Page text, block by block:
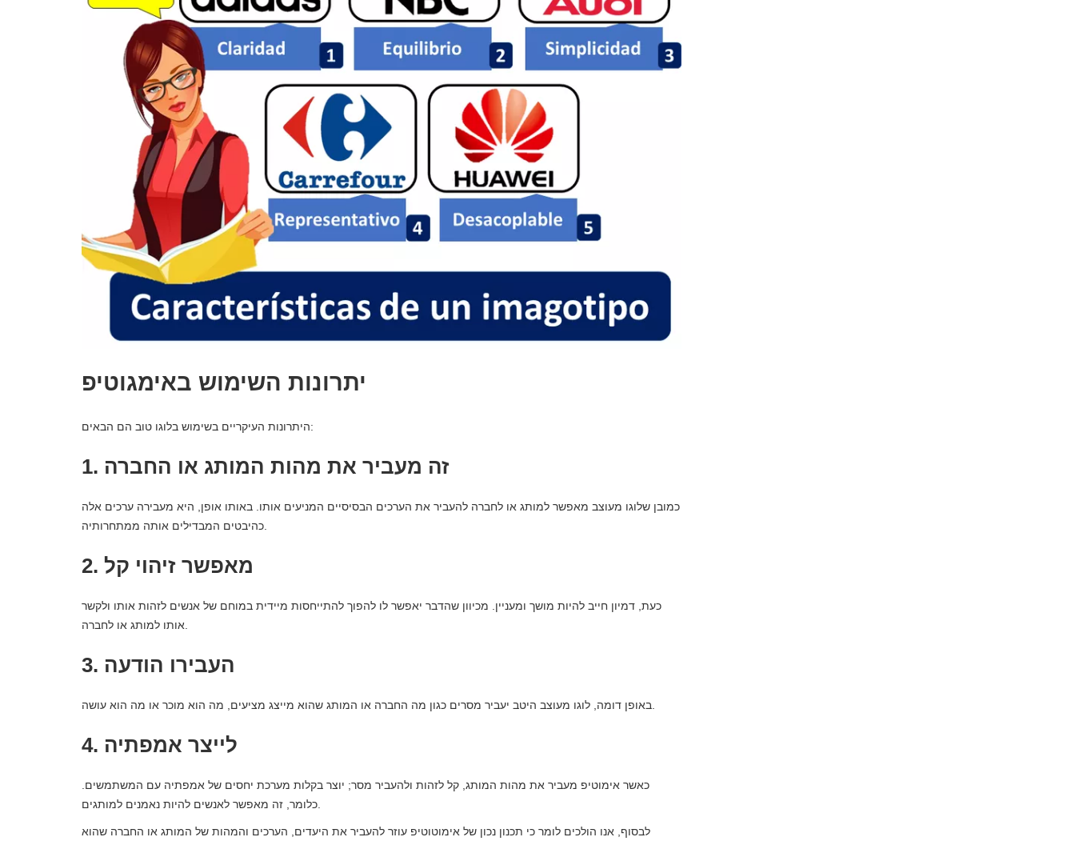
יתרונות השימוש באימגוטיפ
היתרונות העיקריים בשימוש בלוגו טוב הם הבאים:
1. זה מעביר את מהות המותג או החברה
כמובן שלוגו מעוצב מאפשר למותג או לחברה להעביר את הערכים הבסיסיים המניעים אותו. באותו אופן, היא מעבירה ערכים אלה
2. מאפשר זיהוי קל
כעת, דמיון חייב להיות מושך ומעניין. מכיוון שהדבר יאפשר לו להפוך להתייחסות מיידית במוחם של אנשים לזהות אותו ולקשר
3. העבירו הודעה
4. לייצר אמפתיה
כאשר אימוטיפ מעביר את מהות המותג, קל לזהות ולהעביר מסר; יוצר בקלות מערכת יחסים של אמפתיה עם המשתמשים.
לבסוף, אנו הולכים לומר כי תכנון נכון של אימוטוטיפ עוזר להעביר את היעדים, הערכים והמהות של המותג או החברה שהוא